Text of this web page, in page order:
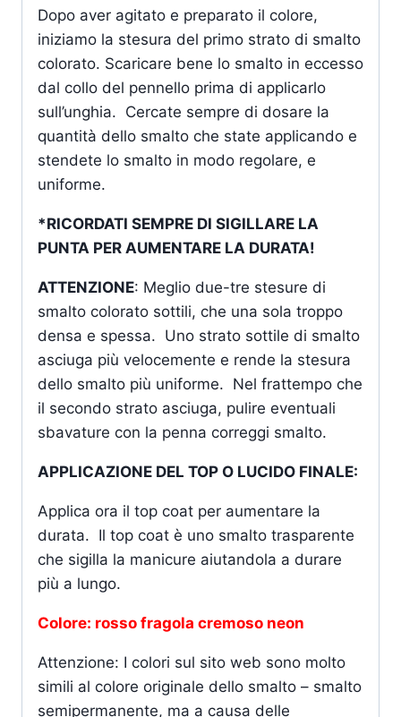
Dopo aver agitato e preparato il colore,
iniziamo la stesura del primo strato di smalto
colorato. Scaricare bene lo smalto in eccesso
dal collo del pennello prima di applicarlo
sull’unghia. Cercate sempre di dosare la
quantità dello smalto che state applicando e
stendete lo smalto in modo regolare, e
uniforme.
*RICORDATI SEMPRE DI SIGILLARE LA
PUNTA PER AUMENTARE LA DURATA!
ATTENZIONE: Meglio due-tre stesure di
smalto colorato sottili, che una sola troppo
densa e spessa. Uno strato sottile di smalto
asciuga più velocemente e rende la stesura
dello smalto più uniforme. Nel frattempo che
il secondo strato asciuga, pulire eventuali
sbavature con la penna correggi smalto.
APPLICAZIONE DEL TOP O LUCIDO FINALE:
Applica ora il top coat per aumentare la
durata. Il top coat è uno smalto trasparente
che sigilla la manicure aiutandola a durare
più a lungo.
Colore: rosso fragola cremoso neon
Attenzione: I colori sul sito web sono molto
simili al colore originale dello smalto – smalto
semipermanente, ma a causa delle